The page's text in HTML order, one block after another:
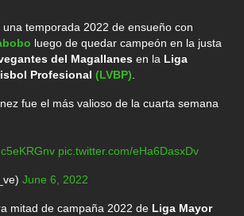
una temporada 2022 de ensueño con
luego de quedar campeón en la justa
del Magallanes en la Liga
Profesional (LVBP)
fue el más valioso de la cuarta semana
pic.twitter.com/eHa6DasxDv
June 6, 2022
mitad de campaña 2022 de Liga Mayor